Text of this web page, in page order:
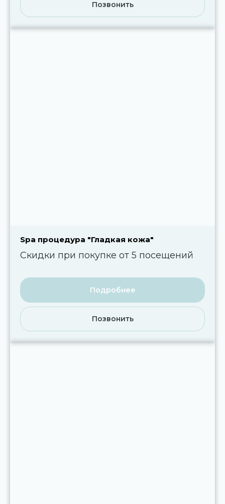
Позвонить
Spa процедура "Гладкая кожа"
Скидки при покупке от 5 посещений
Подробнее
Позвонить